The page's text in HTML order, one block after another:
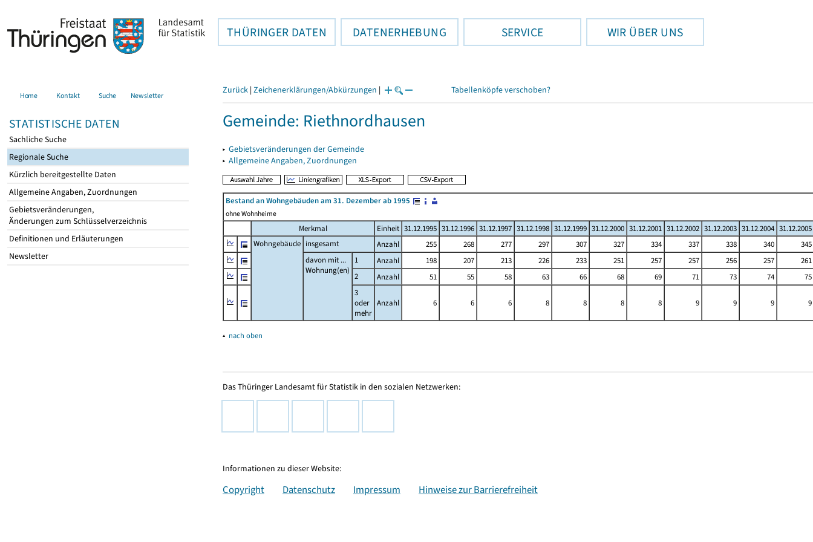
THÜRINGER DATEN DATENERHEBUNG SERVICE WIR ÜBER UNS
Home Kontakt Suche Newsletter
STATISTISCHE DATEN
Sachliche Suche
Regionale Suche
Kürzlich bereitgestellte Daten
Allgemeine Angaben, Zuordnungen
Gebietsveränderungen,
Änderungen zum Schlüsselverzeichnis
Definitionen und Erläuterungen
Newsletter
Zurück | Zeichenerklärungen/Abkürzungen | Tabellenköpfe verschoben?
Gemeinde: Riethnordhausen
▸ Gebietsveränderungen der Gemeinde
▸ Allgemeine Angaben, Zuordnungen
Bestand an Wohngebäuden am 31. Dezember ab 1995
ohne Wohnheime
Merkmal Einheit 31.12.1995 31.12.1996 31.12.1997 31.12.1998 31.12.1999 31.12.2000 31.12.2001 31.12.2002 31.12.2003 31.12.2004 31.12.2005
Wohngebäude insgesamt Anzahl 255 268 277 297 307 327 334 337 338 340
345
davon mit ...
Wohnung(en)
1 Anzahl 198 207 213 226 233 251 257 257 256 257
261
2
Anzahl 51 55 58 63 66 68 69 71 73 74
75
3
oder
mehr
Anzahl 6 6 6 8 8 8 8 9 9 9 9
▴ nach oben
Das Thüringer Landesamt für Statistik in den sozialen Netzwerken:
Informationen zu dieser Website:
Copyright Datenschutz Impressum Hinweise zur Barrierefreiheit